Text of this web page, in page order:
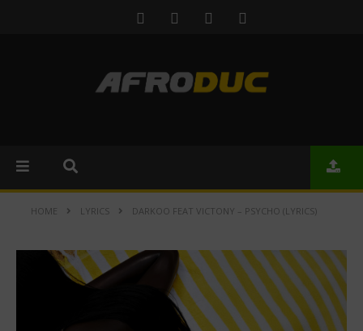
HOME LYRICS DARKOO FEAT VICTONY – PSYCHO (LYRICS)